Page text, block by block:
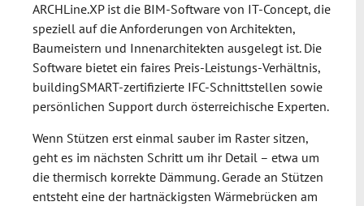
ARCHLine.XP ist die BIM-Software von IT-Concept, die
speziell auf die Anforderungen von Architekten,
Baumeistern und Innenarchitekten ausgelegt ist. Die
Software bietet ein faires Preis-Leistungs-Verhältnis,
buildingSMART-zertifizierte IFC-Schnittstellen sowie
persönlichen Support durch österreichische Experten.
Wenn Stützen erst einmal sauber im Raster sitzen,
geht es im nächsten Schritt um ihr Detail – etwa um
die thermisch korrekte Dämmung. Gerade an Stützen
entsteht eine der hartnäckigsten Wärmebrücken am